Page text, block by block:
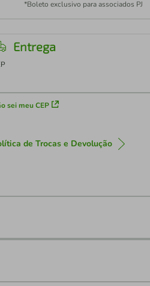
*Boleto exclusivo para associados PJ
Entrega
sei meu CEP
de Trocas e Devolução